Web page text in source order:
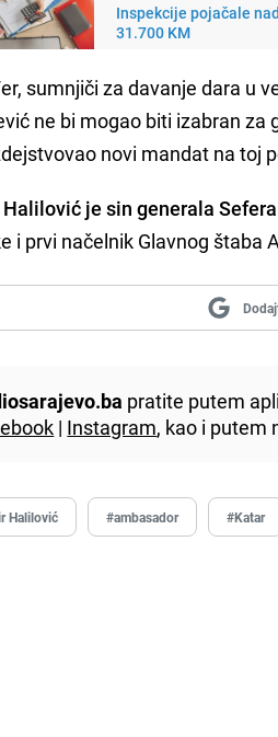
Inspekcije pojačale
31.700 KM
sumnjiči za davanje dara u
ne bi mogao biti izabran za
novi mandat na toj
je sin generala
i prvi načelnik Glavnog štaba
pratite putem
| Instagram, kao i putem
Halilović #ambasador #Katar